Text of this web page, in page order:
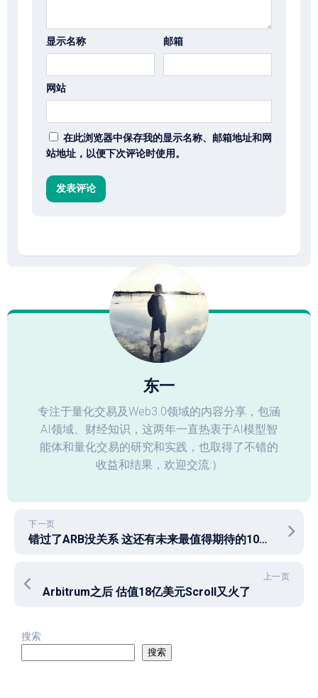
显示名称 邮箱
网站
在此浏览器中保存我的显示名称、邮箱地址和网
站地址，以便下次评论时使用。
东一
专注于量化交易及Web3.0领域的内容分享，包涵
AI领域、财经知识，这两年一直热衷于AI模型智
能体和量化交易的研究和实践，也取得了不错的
收益和结果，欢迎交流:）
下一页
错过了ARB没关系 这还有未来最值得期待的10大空投项目
上一页
Arbitrum之后 估值18亿美元Scroll又火了
搜索
搜索